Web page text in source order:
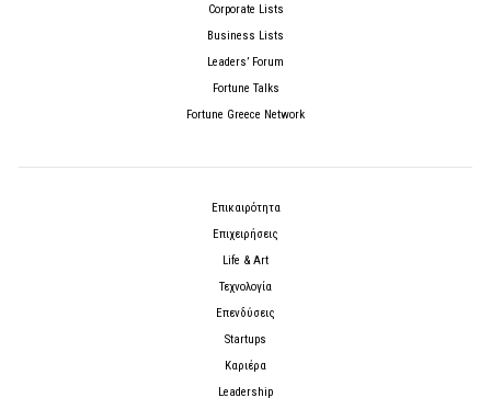
Corporate Lists
Business Lists
Leaders’ Forum
Fortune Talks
Fortune Greece Network
Επικαιρότητα
Επιχειρήσεις
Life & Art
Τεχνολογία
Επενδύσεις
Startups
Καριέρα
Leadership